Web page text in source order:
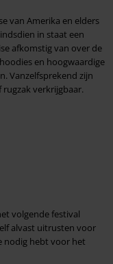
van Amerika en elders
in staat een
afkomstig van over de
en hoogwaardige
Vanzelfsprekend zijn
verkrijgbaar.
volgende festival
alvast uitrusten voor
nodig hebt voor het